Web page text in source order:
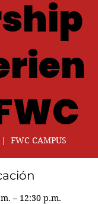
|
FWC CAMPUS
– 12:30 p.m.